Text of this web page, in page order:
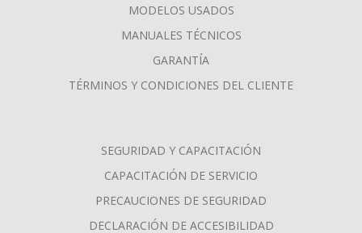
MODELOS USADOS
MANUALES TÉCNICOS
GARANTÍA
TÉRMINOS Y CONDICIONES DEL CLIENTE
SEGURIDAD Y CAPACITACIÓN
CAPACITACIÓN DE SERVICIO
PRECAUCIONES DE SEGURIDAD
DECLARACIÓN DE ACCESIBILIDAD